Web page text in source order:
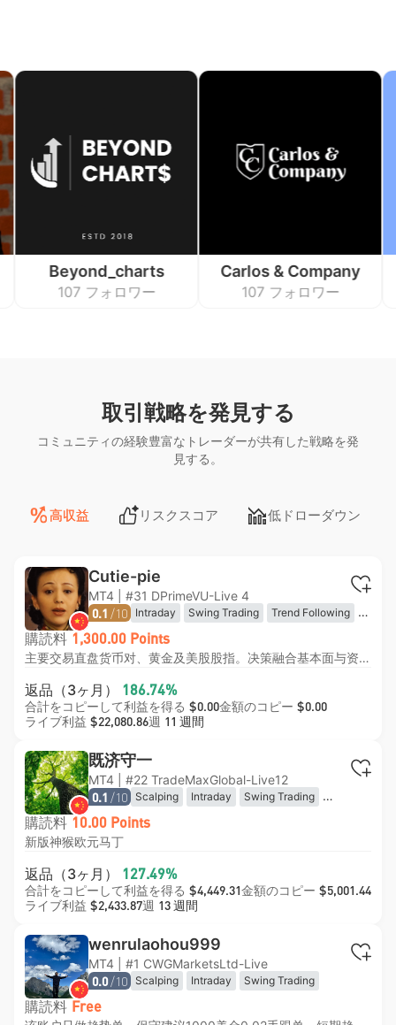
107 フォロワー
Carlos & Company
107 フォロワー
取引戦略を発見する
コミュニティの経験豊富なトレーダーが共有した戦略を発
見する。
高収益 リスクスコア 低ドローダウン
Cutie-pie
MT4 | #31 DPrimeVU-Live 4
0.1 /10 Intraday Swing Trading
Trend Following
Mean Reversion
購読料 1,300.00 Points
主要交易直盘货币对、黄金及美股股指。决策融合基本面与资金面分析，把握市场叙事主线，再通过技术面精选择时与价位，手工执行每笔交易，且每笔订单均设硬止损。我坚决摒弃马丁加仓，追求通过优化开平仓价差实现超额收益，而非依赖仓位堆积。
返品（3ヶ月） 186.74%
合計をコピーして利益を得る $0.00金額のコピー $0.00
ライブ利益 $22,080.86週 11 週間
既济守一
MT4 | #22 TradeMaxGlobal-Live12
0.1 /10 Scalping Intraday
Swing Trading
Algorithmic
購読料 10.00 Points
新版神猴欧元马丁
返品（3ヶ月） 127.49%
合計をコピーして利益を得る $4,449.31 金額のコピー $5,001.44
ライブ利益 $2,433.87週 13 週間
wenrulaohou999
MT4 | #1 CWGMarketsLtd-Live
0.0 /10 Scalping Intraday Swing Trading
購読料 Free